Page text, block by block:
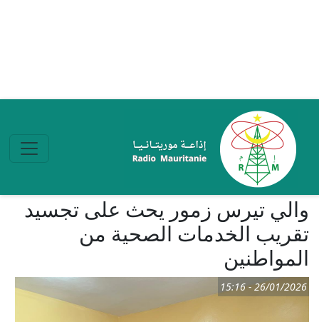
والي تيرس زمور يحث على تجسيد
تقريب الخدمات الصحية من
المواطنين
26/01/2026 - 15:16